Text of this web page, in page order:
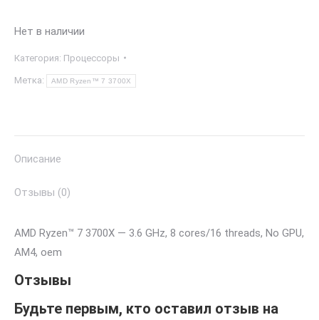
Нет в наличии
Категория: Процессоры
Метка: AMD Ryzen™ 7 3700X
Описание
Отзывы (0)
AMD Ryzen™ 7 3700X — 3.6 GHz, 8 cores/16 threads, No GPU,
AM4, oem
Отзывы
Будьте первым, кто оставил отзыв на